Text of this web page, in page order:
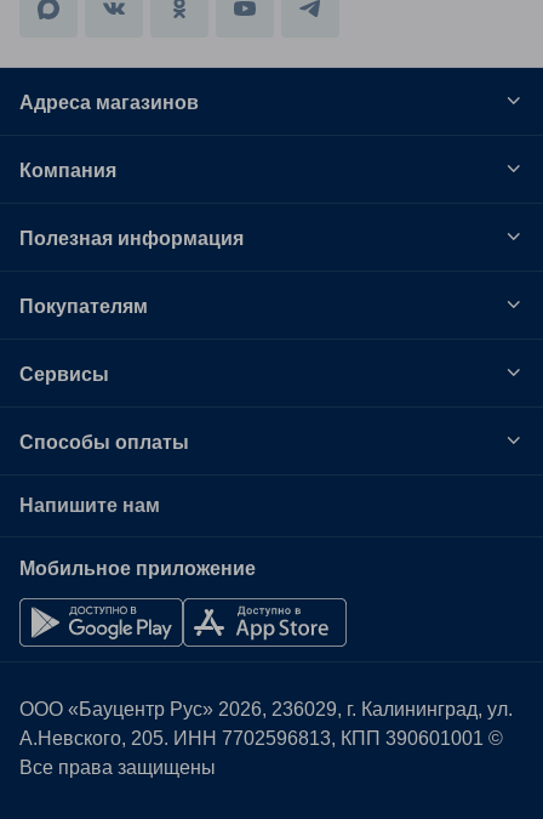
Адреса магазинов
Компания
Полезная информация
Покупателям
Сервисы
Способы оплаты
Напишите нам
Мобильное приложение
ООО «Бауцентр Рус» 2026, 236029, г. Калининград, ул.
А.Невского, 205. ИНН 7702596813, КПП 390601001 ©
Все права защищены